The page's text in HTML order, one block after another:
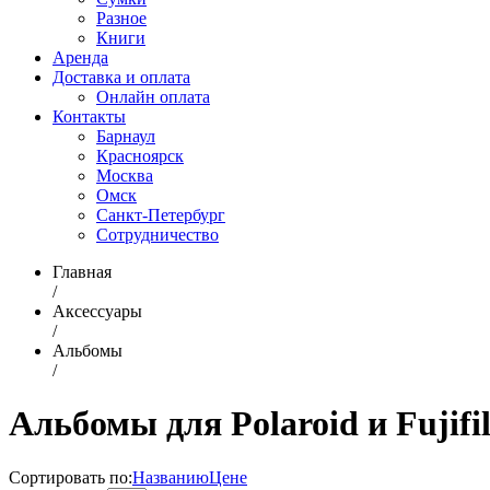
Разное
Книги
Аренда
Доставка и оплата
Онлайн оплата
Контакты
Барнаул
Красноярск
Москва
Омск
Санкт-Петербург
Сотрудничество
Главная
/
Аксессуары
/
Альбомы
/
Альбомы для Polaroid и
Сортировать по:НазваниюЦене